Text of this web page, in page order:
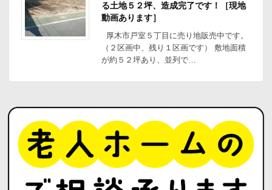
る土地５２坪、造成完了です！［現地
動画あります］
厚木市戸室５丁目に売り地販売中です。
（２区画中、残り１区画です） 敷地面積
が約５２坪あり、並列で…